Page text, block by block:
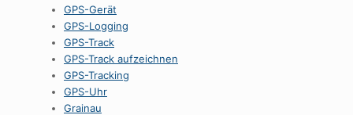
GPS-Gerät
GPS-Logging
GPS-Track
GPS-Track aufzeichnen
GPS-Tracking
GPS-Uhr
Grainau